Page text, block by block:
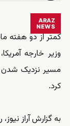
ARAZ
NEWS
کمتر از دو هفته
وزیر خارجه
مسیر نزدیک شدن
کرد.
به گزارش آراز